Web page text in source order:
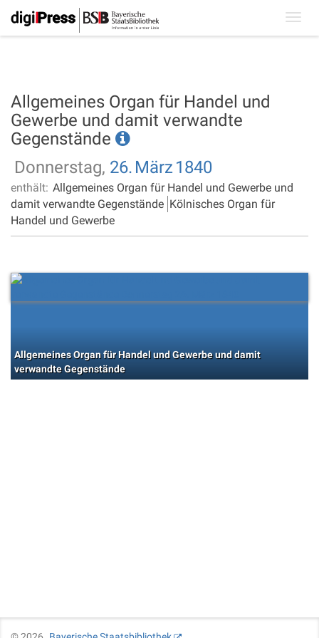
Allgemeines Organ für Handel und
Gewerbe und damit verwandte
Gegenstände
Donnerstag, 26. März 1840
enthält: Allgemeines Organ für Handel und Gewerbe und
damit verwandte Gegenstände Kölnisches Organ für
Handel und Gewerbe
Allgemeines Organ für Handel und Gewerbe und damit
verwandte Gegenstände